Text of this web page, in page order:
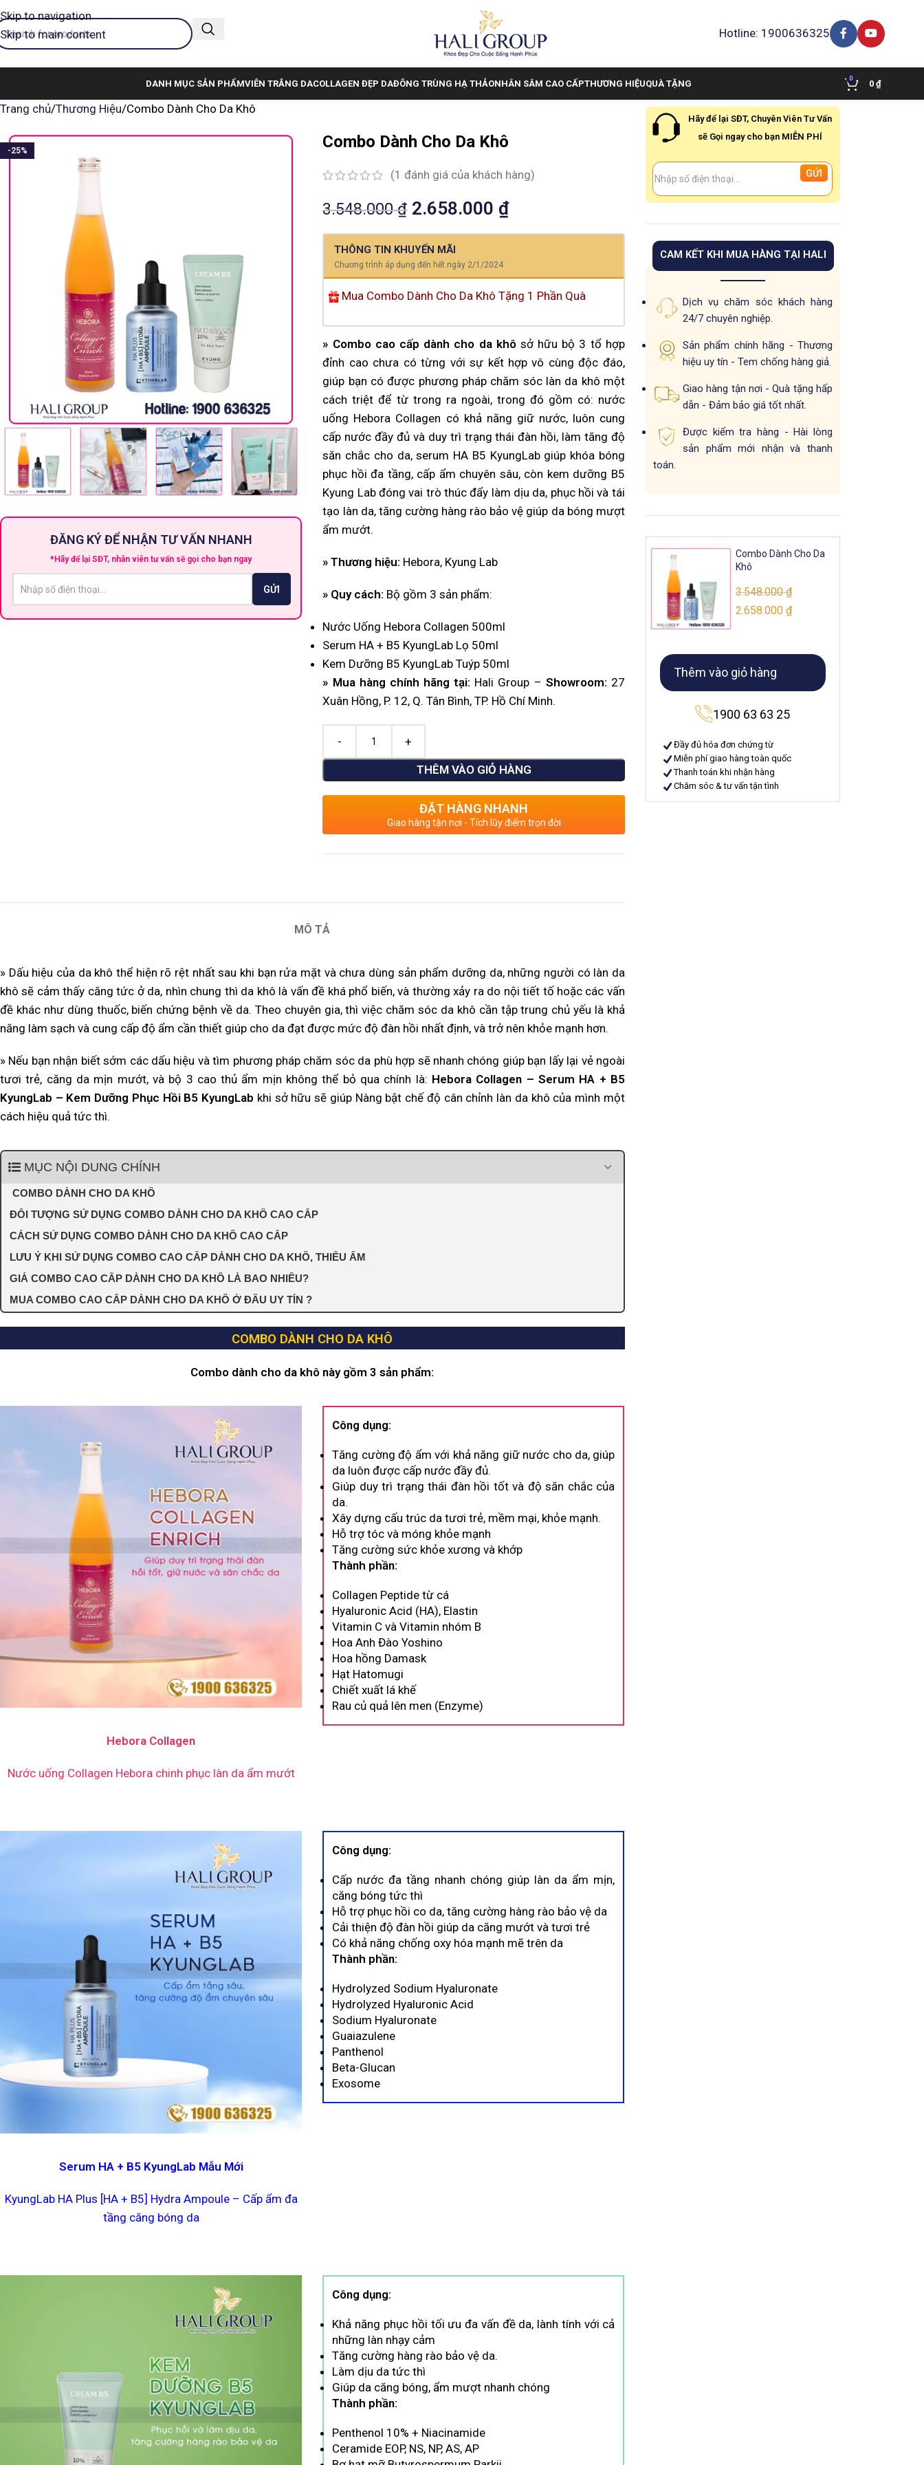
Skip to navigation
Skip to main content
Hotline: 1900636325
DANH MỤC SẢN PHẨMVIÊN TRẮNG DACOLLAGEN ĐẸP DAĐÔNG TRÙNG HẠ THẢONHÂN SÂM CAO CẤPTHƯƠNG HIỆUQUÀ TẶNG 0
0 ₫
Trang chủ Thương Hiệu Combo Dành Cho Da Khô
-25%
ĐĂNG KÝ ĐỂ NHẬN TƯ VẤN NHANH
*Hãy để lại SĐT, nhân viên tư vấn sẽ gọi cho bạn ngay
Combo Dành Cho Da Khô
(1 đánh giá của khách hàng)
3.548.000₫ 2.658.000 ₫
THÔNG TIN KHUYẾN MÃI
Chương trình áp dụng đến hết ngày 2/1/2024
Mua Combo Dành Cho Da Khô Tặng 1 Phần Quà
» Combo cao cấp dành cho da khô sở hữu bộ 3 tổ hợp
đỉnh cao chưa có từng với sự kết hợp vô cùng độc đáo,
giúp bạn có được phương pháp chăm sóc làn da khô một
cách triệt để từ trong ra ngoài, trong đó gồm có: nước
uống Hebora Collagen có khả năng giữ nước, luôn cung
cấp nước đầy đủ và duy trì trạng thái đàn hồi, làm tăng độ
săn chắc cho da, serum HA B5 KyungLab giúp khóa bóng
phục hồi đa tầng, cấp ẩm chuyên sâu, còn kem dưỡng B5
Kyung Lab đóng vai trò thúc đẩy làm dịu da, phục hồi và tái
tạo làn da, tăng cường hàng rào bảo vệ giúp da bóng mượt
ẩm mướt.
» Thương hiệu: Hebora, Kyung Lab
» Quy cách: Bộ gồm 3 sản phẩm:
Nước Uống Hebora Collagen 500ml
Serum HA + B5 KyungLab Lọ 50ml
Kem Dưỡng B5 KyungLab Tuýp 50ml
» Mua hàng chính hãng tại: Hali Group – Showroom: 27
Xuân Hồng, P. 12, Q. Tân Bình, TP. Hồ Chí Minh.
THÊM VÀO GIỎ HÀNG
ĐẶT HÀNG NHANH
Giao hàng tận nơi - Tích lũy điểm trọn đời
MÔ TẢ
» Dấu hiệu của da khô thể hiện rõ rệt nhất sau khi bạn rửa mặt và chưa dùng sản phẩm dưỡng da, những người có làn da
khô sẽ cảm thấy căng tức ở da, nhìn chung thì da khô là vấn đề khá phổ biến, và thường xảy ra do nội tiết tố hoặc các vấn
đề khác như dùng thuốc, biến chứng bệnh về da. Theo chuyên gia, thì việc chăm sóc da khô cần tập trung chủ yếu là khả
năng làm sạch và cung cấp độ ẩm cần thiết giúp cho da đạt được mức độ đàn hồi nhất định, và trở nên khỏe mạnh hơn.
» Nếu bạn nhận biết sớm các dấu hiệu và tìm phương pháp chăm sóc da phù hợp sẽ nhanh chóng giúp bạn lấy lại vẻ ngoài
tươi trẻ, căng da mịn mướt, và bộ 3 cao thủ ẩm mịn không thể bỏ qua chính là: Hebora Collagen – Serum HA + B5
KyungLab – Kem Dưỡng Phục Hồi B5 KyungLab khi sở hữu sẽ giúp Nàng bật chế độ cân chỉnh làn da khô của mình một
cách hiệu quả tức thì.
MỤC NỘI DUNG CHÍNH
COMBO DÀNH CHO DA KHÔ
ĐỐI TƯỢNG SỬ DỤNG COMBO DÀNH CHO DA KHÔ CAO CẤP
CÁCH SỬ DỤNG COMBO DÀNH CHO DA KHÔ CAO CẤP
LƯU Ý KHI SỬ DỤNG COMBO CAO CẤP DÀNH CHO DA KHÔ, THIẾU ẨM
GIÁ COMBO CAO CẤP DÀNH CHO DA KHÔ LÀ BAO NHIÊU?
MUA COMBO CAO CẤP DÀNH CHO DA KHÔ Ở ĐÂU UY TÍN ?
COMBO DÀNH CHO DA KHÔ
Combo dành cho da khô này gồm 3 sản phẩm:
Hebora Collagen
Nước uống Collagen Hebora chinh phục làn da ẩm mướt
Công dụng:
Tăng cường độ ẩm với khả năng giữ nước cho da, giúp
da luôn được cấp nước đầy đủ.
Giúp duy trì trạng thái đàn hồi tốt và độ săn chắc của
da.
Xây dựng cấu trúc da tươi trẻ, mềm mại, khỏe mạnh.
Hỗ trợ tóc và móng khỏe mạnh
Tăng cường sức khỏe xương và khớp
Thành phần:
Collagen Peptide từ cá
Hyaluronic Acid (HA), Elastin
Vitamin C và Vitamin nhóm B
Hoa Anh Đào Yoshino
Hoa hồng Damask
Hạt Hatomugi
Chiết xuất lá khế
Rau củ quả lên men (Enzyme)
Serum HA + B5 KyungLab Mẫu Mới
KyungLab HA Plus [HA + B5] Hydra Ampoule – Cấp ẩm đa
tầng căng bóng da
Công dụng:
Cấp nước đa tầng nhanh chóng giúp làn da ẩm mịn,
căng bóng tức thì
Hỗ trợ phục hồi co da, tăng cường hàng rào bảo vệ da
Cải thiện độ đàn hồi giúp da căng mướt và tươi trẻ
Có khả năng chống oxy hóa mạnh mẽ trên da
Thành phần:
Hydrolyzed Sodium Hyaluronate
Hydrolyzed Hyaluronic Acid
Sodium Hyaluronate
Guaiazulene
Panthenol
Beta-Glucan
Exosome
Công dụng:
Khả năng phục hồi tối ưu đa vấn đề da, lành tính với cả
những làn nhạy cảm
Tăng cường hàng rào bảo vệ da.
Làm dịu da tức thì
Giúp da căng bóng, ẩm mượt nhanh chóng
Thành phần:
Penthenol 10% + Niacinamide
Ceramide EOP, NS, NP, AS, AP
Hãy để lại SĐT, Chuyên Viên Tư Vấn
sẽ Gọi ngay cho bạn MIỄN PHÍ
CAM KẾT KHI MUA HÀNG TẠI HALI
Dịch vụ chăm sóc khách hàng
24/7 chuyên nghiệp.
Sản phẩm chính hãng - Thương
hiệu uy tín - Tem chống hàng giả.
Giao hàng tận nơi - Quà tặng hấp
dẫn - Đảm bảo giá tốt nhất.
Được kiểm tra hàng - Hài lòng
sản phẩm mới nhận và thanh
toán.
Combo Dành Cho Da
Khô
3.548.000₫
2.658.000 ₫
Thêm vào giỏ hàng
1900 63 63 25
Đầy đủ hóa đơn chứng từ
Miễn phí giao hàng toàn quốc
Thanh toán khi nhận hàng
Chăm sóc & tư vấn tận tình